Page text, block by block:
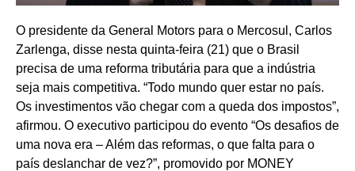
O presidente da General Motors para o Mercosul, Carlos
Zarlenga, disse nesta quinta-feira (21) que o Brasil
precisa de uma reforma tributária para que a indústria
seja mais competitiva. “Todo mundo quer estar no país.
Os investimentos vão chegar com a queda dos impostos”,
afirmou. O executivo participou do evento “Os desafios de
uma nova era – Além das reformas, o que falta para o
país deslanchar de vez?”, promovido por MONEY